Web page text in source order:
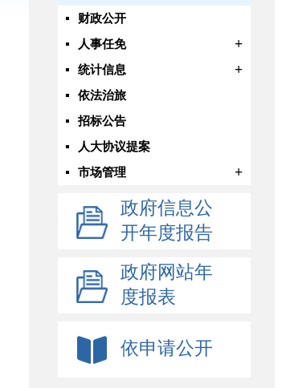
财政公开
人事任免
+
统计信息 +
依法治旅
招标公告
人大协议提案
市场管理
+
政府信息公
开年度报告
政府网站年
度报表
依申请公开